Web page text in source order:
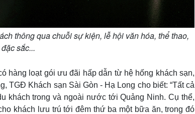
thông qua chuỗi sự kiện, lễ hội văn hóa, thể thao,
sắc...
hàng loạt gói ưu đãi hấp dẫn từ hệ hống khách sạn,
TGĐ Khách sạn Sài Gòn - Hạ Long cho biết: “Tất cả
khách trong và ngoài nước tới Quảng Ninh. Cụ thể,
khách lưu trú tới đêm thứ ba một bữa ăn, trong đó